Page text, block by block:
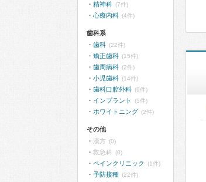
精神科 (7件)
心療内科 (4件)
歯科系
歯科 (22件)
矯正歯科 (15件)
歯周病科 (2件)
小児歯科 (14件)
歯科口腔外科 (9件)
インプラント (5件)
ホワイトニング (2件)
その他
漢方 (0)
救急科 (0)
ペインクリニック (1件)
予防接種 (22件)